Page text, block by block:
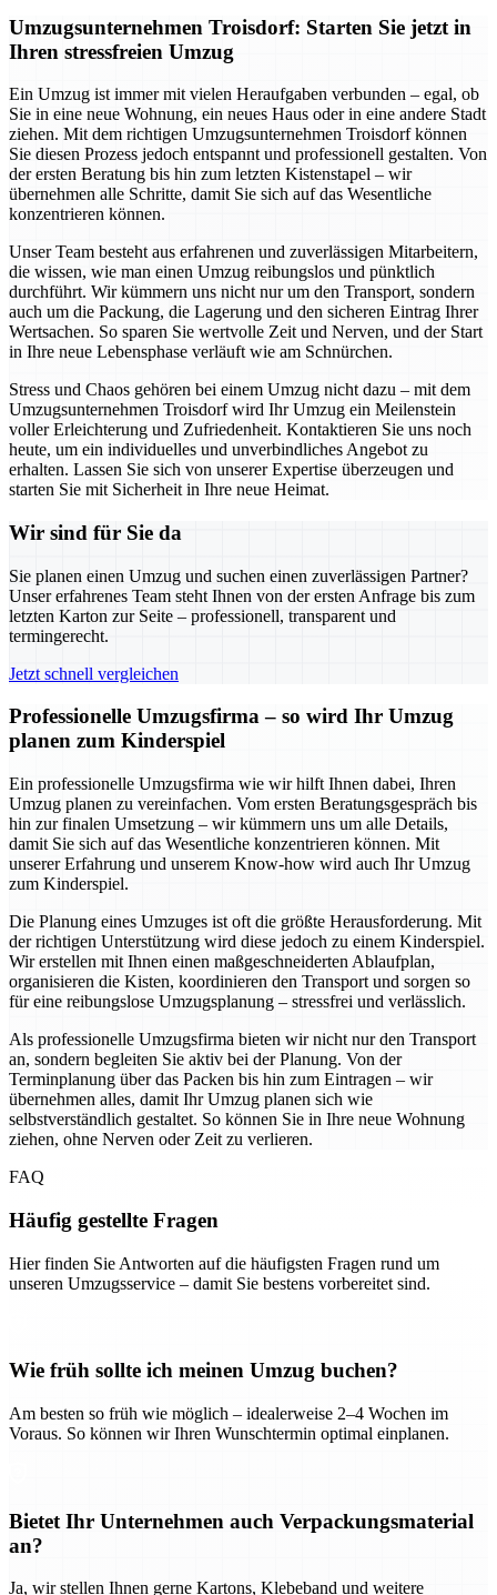
Umzugsunternehmen Troisdorf: Starten Sie jetzt in
Ihren stressfreien Umzug
Ein Umzug ist immer mit vielen Heraufgaben verbunden – egal, ob
Sie in eine neue Wohnung, ein neues Haus oder in eine andere Stadt
ziehen. Mit dem richtigen Umzugsunternehmen Troisdorf können
Sie diesen Prozess jedoch entspannt und professionell gestalten. Von
der ersten Beratung bis hin zum letzten Kistenstapel – wir
übernehmen alle Schritte, damit Sie sich auf das Wesentliche
konzentrieren können.
Unser Team besteht aus erfahrenen und zuverlässigen Mitarbeitern,
die wissen, wie man einen Umzug reibungslos und pünktlich
durchführt. Wir kümmern uns nicht nur um den Transport, sondern
auch um die Packung, die Lagerung und den sicheren Eintrag Ihrer
Wertsachen. So sparen Sie wertvolle Zeit und Nerven, und der Start
in Ihre neue Lebensphase verläuft wie am Schnürchen.
Stress und Chaos gehören bei einem Umzug nicht dazu – mit dem
Umzugsunternehmen Troisdorf wird Ihr Umzug ein Meilenstein
voller Erleichterung und Zufriedenheit. Kontaktieren Sie uns noch
heute, um ein individuelles und unverbindliches Angebot zu
erhalten. Lassen Sie sich von unserer Expertise überzeugen und
starten Sie mit Sicherheit in Ihre neue Heimat.
Wir sind für Sie da
Sie planen einen Umzug und suchen einen zuverlässigen Partner?
Unser erfahrenes Team steht Ihnen von der ersten Anfrage bis zum
letzten Karton zur Seite – professionell, transparent und
termingerecht.
Jetzt schnell vergleichen
Professionelle Umzugsfirma – so wird Ihr Umzug
planen zum Kinderspiel
Ein professionelle Umzugsfirma wie wir hilft Ihnen dabei, Ihren
Umzug planen zu vereinfachen. Vom ersten Beratungsgespräch bis
hin zur finalen Umsetzung – wir kümmern uns um alle Details,
damit Sie sich auf das Wesentliche konzentrieren können. Mit
unserer Erfahrung und unserem Know-how wird auch Ihr Umzug
zum Kinderspiel.
Die Planung eines Umzuges ist oft die größte Herausforderung. Mit
der richtigen Unterstützung wird diese jedoch zu einem Kinderspiel.
Wir erstellen mit Ihnen einen maßgeschneiderten Ablaufplan,
organisieren die Kisten, koordinieren den Transport und sorgen so
für eine reibungslose Umzugsplanung – stressfrei und verlässlich.
Als professionelle Umzugsfirma bieten wir nicht nur den Transport
an, sondern begleiten Sie aktiv bei der Planung. Von der
Terminplanung über das Packen bis hin zum Eintragen – wir
übernehmen alles, damit Ihr Umzug planen sich wie
selbstverständlich gestaltet. So können Sie in Ihre neue Wohnung
ziehen, ohne Nerven oder Zeit zu verlieren.
FAQ
Häufig gestellte Fragen
Hier finden Sie Antworten auf die häufigsten Fragen rund um
unseren Umzugsservice – damit Sie bestens vorbereitet sind.
Wie früh sollte ich meinen Umzug buchen?
Am besten so früh wie möglich – idealerweise 2–4 Wochen im
Voraus. So können wir Ihren Wunschtermin optimal einplanen.
Bietet Ihr Unternehmen auch Verpackungsmaterial
an?
Ja, wir stellen Ihnen gerne Kartons, Klebeband und weitere